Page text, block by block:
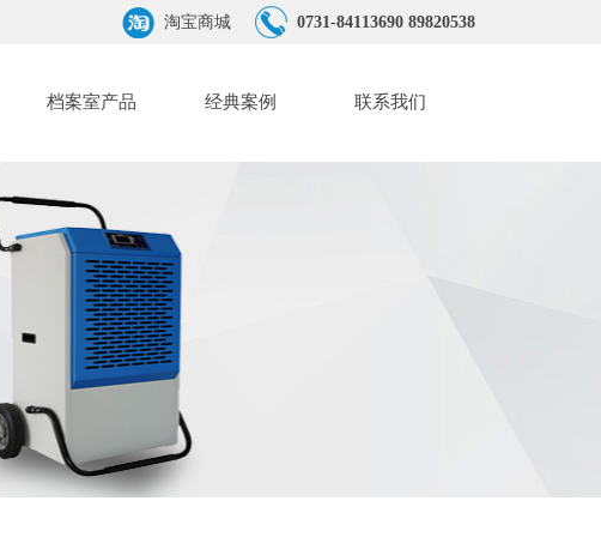
淘宝商城 0731-84113690 89820538
档案室产品 经典案例 联系我们